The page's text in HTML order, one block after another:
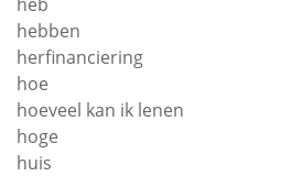
hebben
herfinanciering
hoe
hoeveel kan ik lenen
hoge
huis